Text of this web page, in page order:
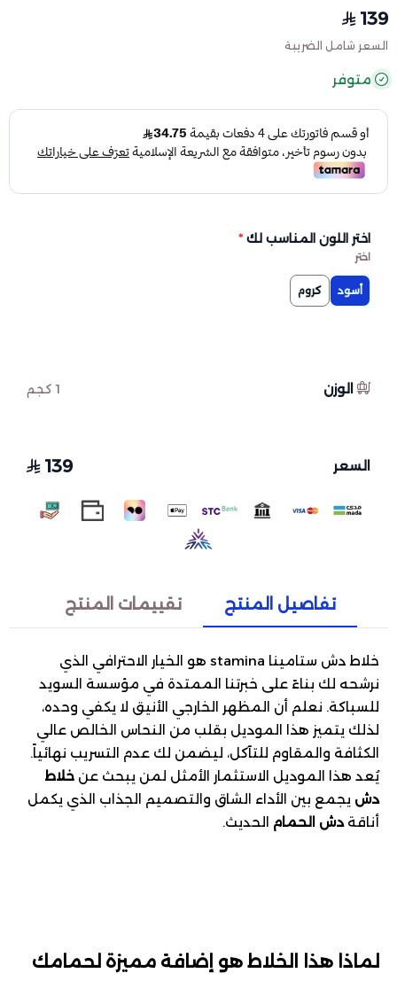
139
السعر شامل الضريبة
متوفر
اختر اللون المناسب لك *
اختر
أسود كروم
الوزن 1 كجم
السعر 139
تفاصيل المنتج تقييمات المنتج
خلاط دش ستامينا stamina هو الخيار الاحترافي الذي
نرشحه لك بناءً على خبرتنا الممتدة في مؤسسة السويد
للسباكة. نعلم أن المظهر الخارجي الأنيق لا يكفي وحده،
لذلك يتميز هذا الموديل بقلب من النحاس الخالص عالي
الكثافة والمقاوم للتآكل، ليضمن لك عدم التسريب نهائياً.
يُعد هذا الموديل الاستثمار الأمثل لمن يبحث عن خلاط
دش يجمع بين الأداء الشاق والتصميم الجذاب الذي يكمل
أناقةدش الحمام الحديث.
لماذا هذا الخلاط هو إضافة مميزة لحمامك